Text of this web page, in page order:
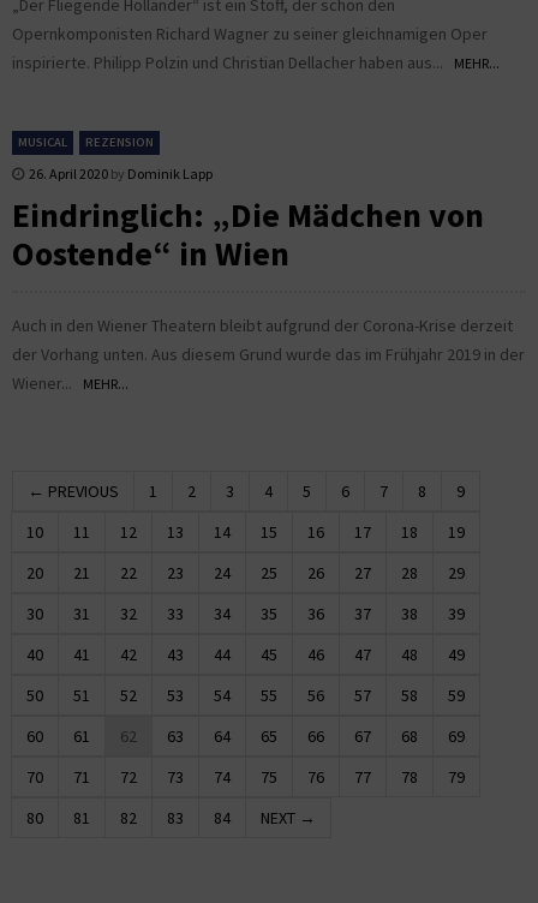
„Der Fliegende Holländer“ ist ein Stoff, der schon den
Opernkomponisten Richard Wagner zu seiner gleichnamigen Oper
inspirierte. Philipp Polzin und Christian Dellacher haben aus...
MEHR...
MUSICAL REZENSION
26. April 2020 by Dominik Lapp
Eindringlich: „Die Mädchen von
Oostende“ in Wien
Auch in den Wiener Theatern bleibt aufgrund der Corona-Krise derzeit
der Vorhang unten. Aus diesem Grund wurde das im Frühjahr 2019 in der
Wiener...
MEHR...
← PREVIOUS 1 2 3 4 5 6 7 8
9
10
11 12 13 14 15 16 17 18
19
20
21 22 23 24 25 26 27 28
29
30
31 32 33 34 35 36 37 38
39
40
41 42 43 44 45 46 47 48
49
50
51 52 53 54 55 56 57 58
59
60
61 62 63 64 65 66 67 68
69
70
71 72 73 74 75 76 77 78
79
80
81 82 83 84 NEXT →